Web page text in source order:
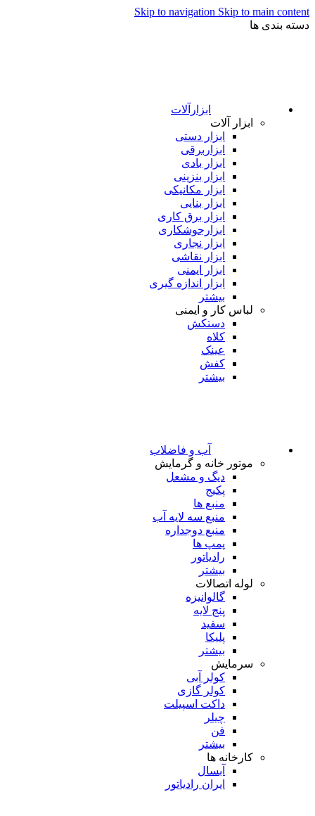
Skip to navigation Skip to main content
دسته بندی ها
ابزارآلات
ابزار آلات
ابزار دستی
ابزاربرقی
ابزار بادی
ابزار بنزینی
ابزار مکانیکی
ابزار بنایی
ابزار برق کاری
ابزارجوشکاری
ابزار نجاری
ابزار نقاشی
ابزار ایمنی
ابزار اندازه گیری
بیشتر
لباس کار و ایمنی
دستکش
کلاه
عینک
کفش
بیشتر
آب و فاضلاب
موتور خانه و گرمایش
دیگ و مشعل
پکیج
منبع ها
منبع سه لایه آب
منبع دوجداره
پمپ ها
رادیاتور
بیشتر
لوله اتصالات
گالوانیزه
پنج لایه
سفید
پلیکا
بیشتر
سرمایش
کولر آبی
کولر گازی
داکت اسپیلت
چیلر
فن
بیشتر
کارخانه ها
آبسال
ایران رادیاتور